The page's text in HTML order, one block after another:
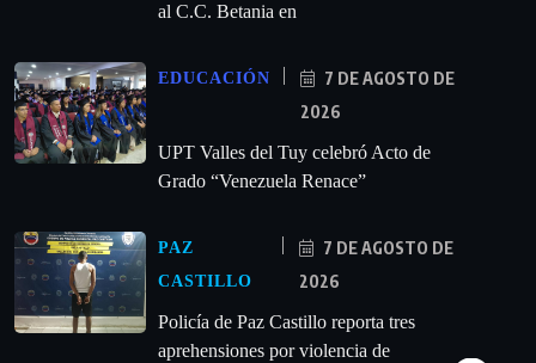
al C.C. Betania en
EDUCACIÓN
7 DE AGOSTO DE
2026
UPT Valles del Tuy celebró Acto de
Grado “Venezuela Renace”
PAZ
CASTILLO
7 DE AGOSTO DE
2026
‎Policía de Paz Castillo reporta tres
aprehensiones por violencia de